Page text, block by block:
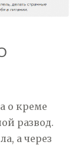
о креме
развод.
а через